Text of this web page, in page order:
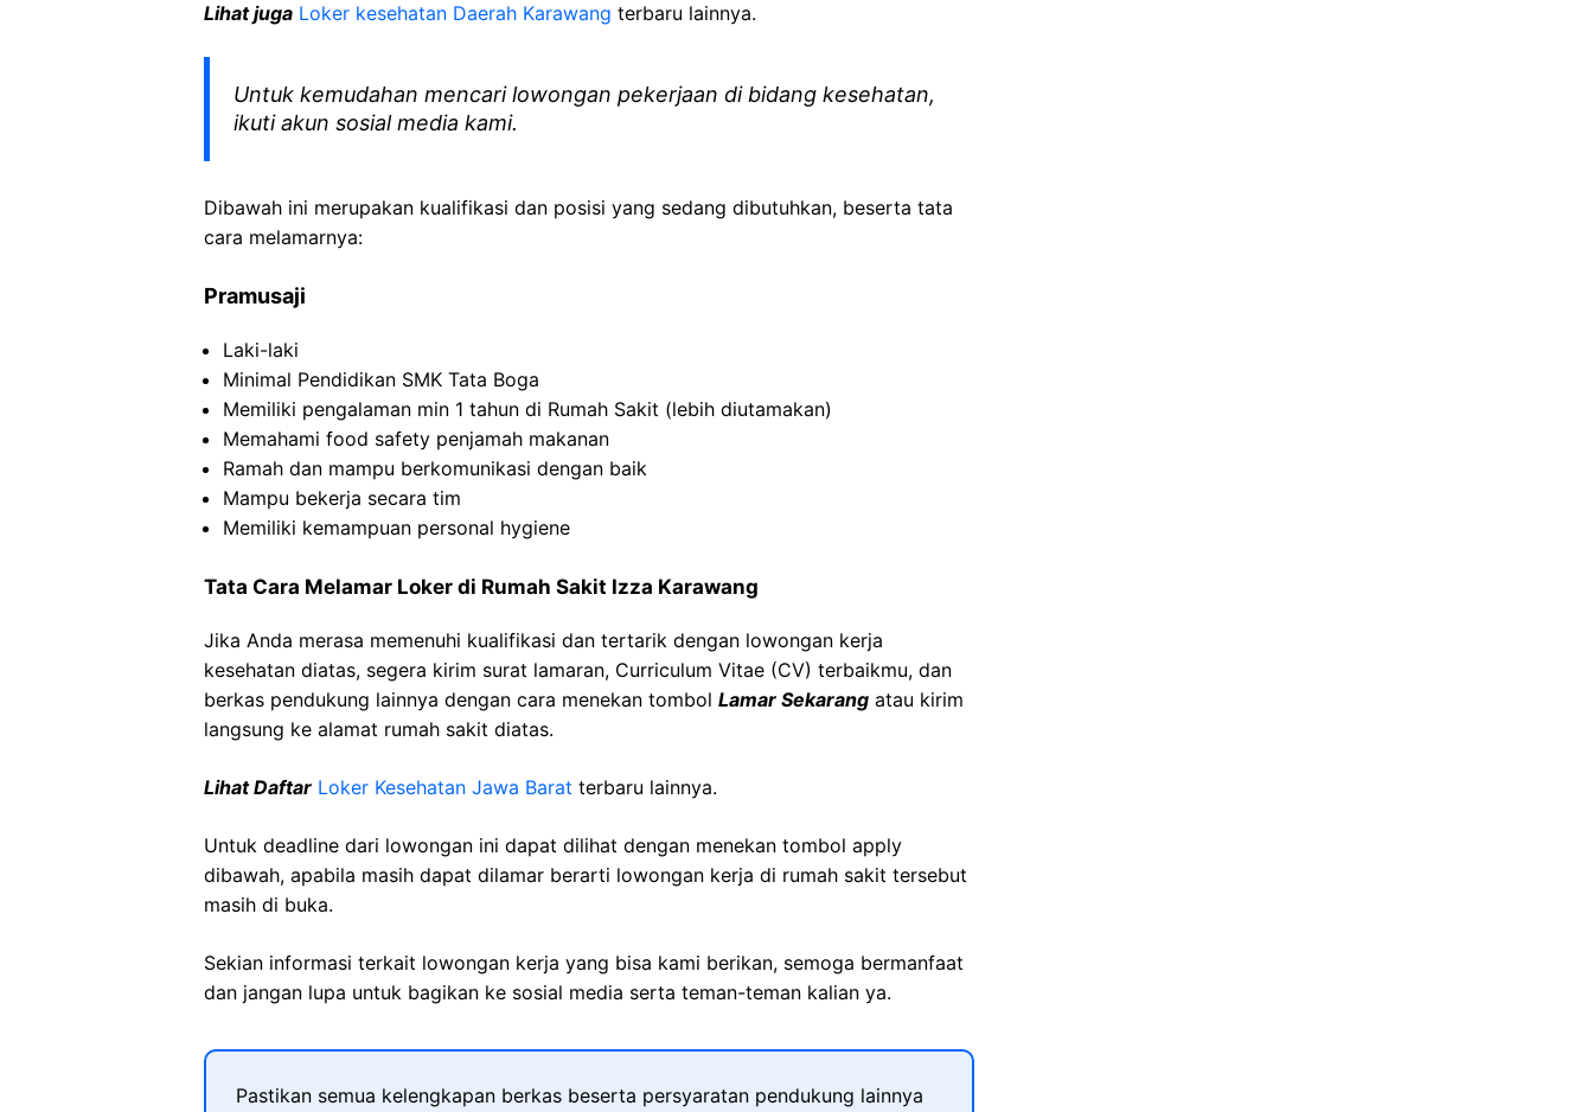
Lihat juga Loker kesehatan Daerah Karawang terbaru lainnya.
Untuk kemudahan mencari lowongan pekerjaan di bidang kesehatan,
ikuti akun sosial media kami.
Dibawah ini merupakan kualifikasi dan posisi yang sedang dibutuhkan, beserta tata
cara melamarnya:
Pramusaji
Laki-laki
Minimal Pendidikan SMK Tata Boga
Memiliki pengalaman min 1 tahun di Rumah Sakit (lebih diutamakan)
Memahami food safety penjamah makanan
Ramah dan mampu berkomunikasi dengan baik
Mampu bekerja secara tim
Memiliki kemampuan personal hygiene
Tata Cara Melamar Loker di Rumah Sakit Izza Karawang
Jika Anda merasa memenuhi kualifikasi dan tertarik dengan lowongan kerja
kesehatan diatas, segera kirim surat lamaran, Curriculum Vitae (CV) terbaikmu, dan
berkas pendukung lainnya dengan cara menekan tombol Lamar Sekarang atau kirim
langsung ke alamat rumah sakit diatas.
Lihat Daftar Loker Kesehatan Jawa Barat terbaru lainnya.
Untuk deadline dari lowongan ini dapat dilihat dengan menekan tombol apply
dibawah, apabila masih dapat dilamar berarti lowongan kerja di rumah sakit tersebut
masih di buka.
Sekian informasi terkait lowongan kerja yang bisa kami berikan, semoga bermanfaat
dan jangan lupa untuk bagikan ke sosial media serta teman-teman kalian ya.
Pastikan semua kelengkapan berkas beserta persyaratan pendukung lainnya